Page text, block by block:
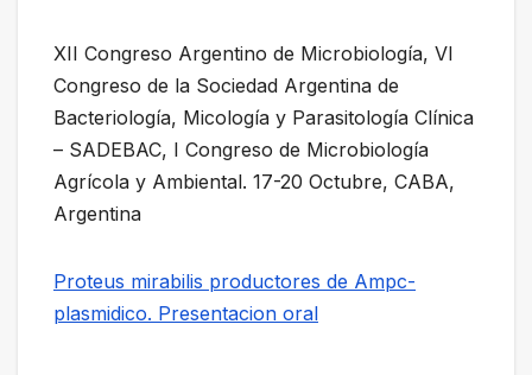
XII Congreso Argentino de Microbiología, VI
Congreso de la Sociedad Argentina de
Bacteriología, Micología y Parasitología Clínica
– SADEBAC, I Congreso de Microbiología
Agrícola y Ambiental. 17-20 Octubre, CABA,
Argentina
Proteus mirabilis productores de Ampc-
plasmidico. Presentacion oral